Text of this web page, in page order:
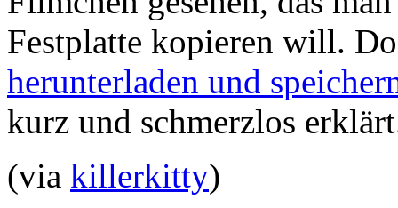
Festplatte kopieren will.
herunterladen und
kurz und schmerzlos
(via killerkitty)